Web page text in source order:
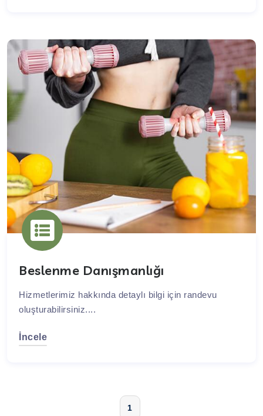
Beslenme Danışmanlığı
Hizmetlerimiz hakkında detaylı bilgi için randevu
oluşturabilirsiniz....
İncele
1